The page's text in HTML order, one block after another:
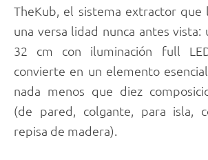
TheKub, el sistema extractor que
una versa lidad nunca antes vista:
32 cm con iluminación full
convierte en un elemento
nada menos que diez
(de pared, colgante, para isla,
repisa de madera).